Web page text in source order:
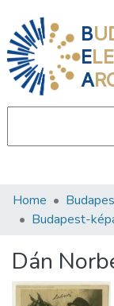
B
E
A
Communities &
Statistics
About us
Home
Budapest-
Dán